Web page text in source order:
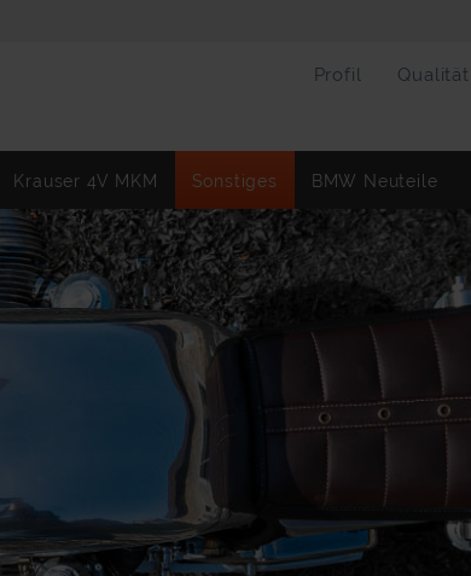
Profil Qualität
Krauser 4V MKM Sonstiges BMW Neuteile